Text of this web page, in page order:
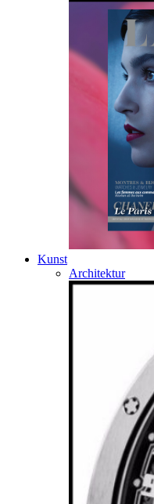
Kunst
Architektur